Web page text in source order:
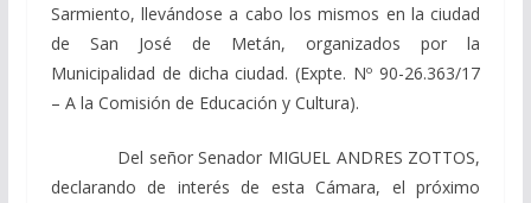
Sarmiento, llevándose a cabo los mismos en la ciudad
de San José de Metán, organizados por la
Municipalidad de dicha ciudad. (Expte. Nº 90-26.363/17
– A la Comisión de Educación y Cultura).
Del señor Senador MIGUEL ANDRES ZOTTOS,
declarando de interés de esta Cámara, el próximo